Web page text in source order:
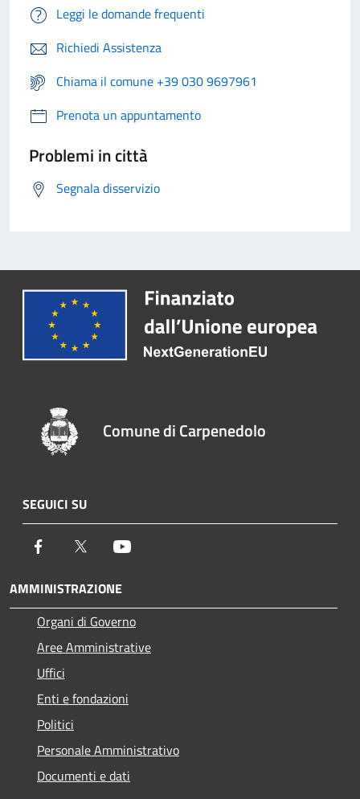
Leggi le domande frequenti
Richiedi Assistenza
Chiama il comune +39 030 9697961
Prenota un appuntamento
Problemi in città
Segnala disservizio
Comune di Carpenedolo
SEGUICI SU
Facebook Twitter
AMMINISTRAZIONE
Organi di Governo
Aree Amministrative
Uffici
Enti e fondazioni
Politici
Personale Amministrativo
Documenti e dati